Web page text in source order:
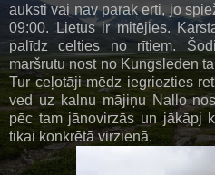
auksti vai nav pārāk ērti, jo
09:00. Lietus ir mitējies.
palīdz celties no rītiem.
maršrutu nost no Kungsleden
Tur ceļotāji mēdz iegriezties
ved uz kalnu mājiņu Nallo
pēc tam jānovirzās un jākāpj
tikai konkrētā virzienā.